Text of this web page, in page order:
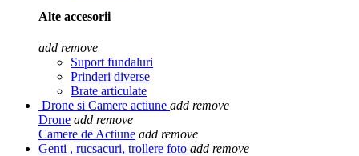
Alte accesorii
add remove
Suport fundaluri
Prinderi diverse
Brate articulate
Drone si Camere actiune add remove
Drone add remove
Camere de Actiune add remove
Genti , rucsacuri, trollere foto add remove